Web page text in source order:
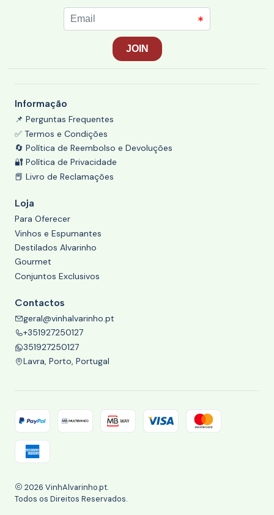
Informação
📌 Perguntas Frequentes
✅ Termos e Condições
🔄 Política de Reembolso e Devoluções
🔐 Política de Privacidade
📕 Livro de Reclamações
Loja
Para Oferecer
Vinhos e Espumantes
Destilados Alvarinho
Gourmet
Conjuntos Exclusivos
Contactos
geral@vinhalvarinho.pt
+351927250127
351927250127
Lavra, Porto, Portugal
2026 VinhAlvarinho.pt.
Todos os Direitos Reservados.